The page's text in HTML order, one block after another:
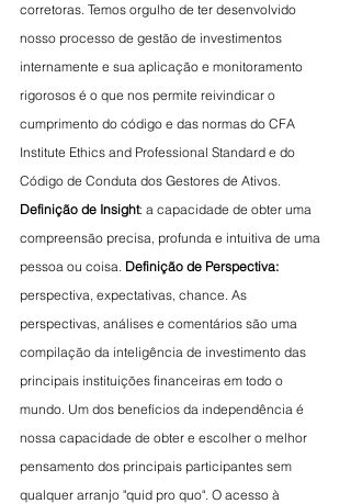
corretoras. Temos orgulho de ter desenvolvido
nosso processo de gestão de investimentos
internamente e sua aplicação e monitoramento
rigorosos é o que nos permite reivindicar o
cumprimento do código e das normas do CFA
Institute Ethics and Professional Standard e do
Código de Conduta dos Gestores de Ativos.
Definição de Insight: a capacidade de obter uma
compreensão precisa, profunda e intuitiva de uma
pessoa ou coisa. Definição de Perspectiva:
perspectiva, expectativas, chance. As
perspectivas, análises e comentários são uma
compilação da inteligência de investimento das
principais instituições financeiras em todo o
mundo. Um dos benefícios da independência é
nossa capacidade de obter e escolher o melhor
pensamento dos principais participantes sem
qualquer arranjo "quid pro quo". O acesso à